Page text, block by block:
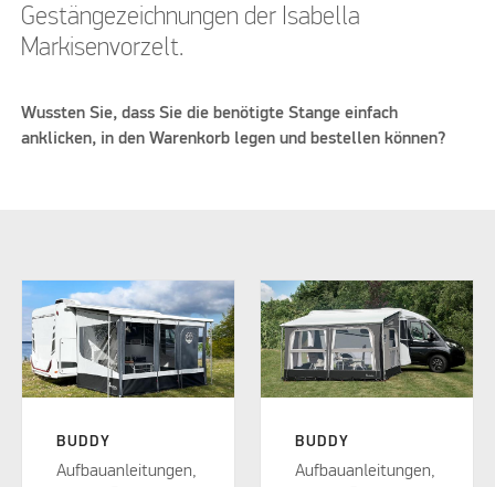
Gestängezeichnungen der Isabella
Markisenvorzelt.
Wussten Sie, dass Sie die benötigte Stange einfach
anklicken, in den Warenkorb legen und bestellen können?
BUDDY
Aufbauanleitungen,
BUDDY
Aufbauanleitungen,